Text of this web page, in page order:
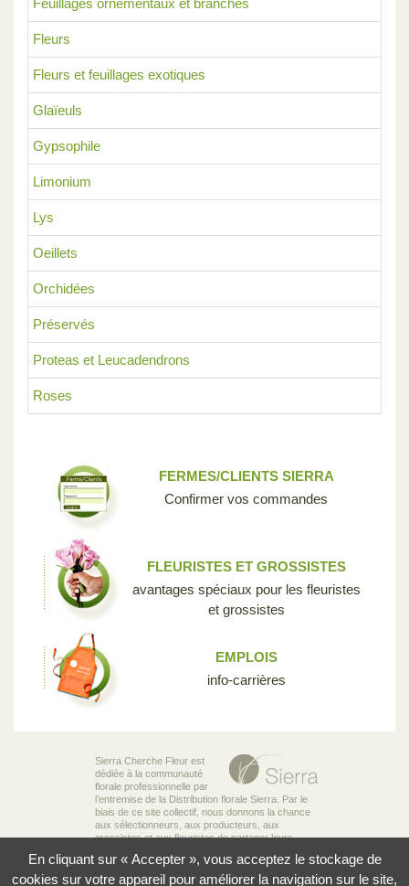
Fleurs
Fleurs et feuillages exotiques
Glaïeuls
Gypsophile
Limonium
Lys
Oeillets
Orchidées
Préservés
Proteas et Leucadendrons
Roses
FERMES/CLIENTS SIERRA
Confirmer vos commandes
FLEURISTES ET GROSSISTES
avantages spéciaux pour les fleuristes
et grossistes
EMPLOIS
info-carrières
Sierra Cherche Fleur est
dédiée à la communauté
florale professionnelle par
l’entremise de la Distribution florale Sierra. Par le
biais de ce site collectif, nous donnons la chance
aux sélectionneurs, aux producteurs, aux
grossistes et aux fleuristes de partager leurs
incroyable des fleurs qui rend notre industrie si
unique.
En cliquant sur « Accepter », vous acceptez le stockage de
cookies sur votre appareil pour améliorer la navigation sur le site,